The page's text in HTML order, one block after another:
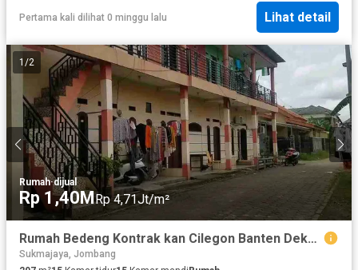
Pertama kali dilihat 0 minggu lalu Lihat detail
1 /2
Rumah·dijual
Rp 1,40MRp 4,71Jt/m²
Rumah Bedeng Kontrak kan Cilegon Banten Deket Pemda Cilegon Doi 7,5%-10%
Sukmajaya, Jombang